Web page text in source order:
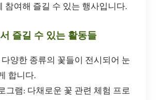
참여해 즐길 수 있는 행사입니다.
즐길 수 있는 활동들
다양한 종류의 꽃들이 전시되어 눈
합니다.
그램: 다채로운 꽃 관련 체험 프로